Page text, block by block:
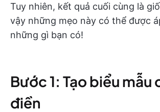
Tuy nhiên, kết quả cuối cùng là
vậy những mẹo này có thể được
những gì bạn có!
Bước 1: Tạo biểu mẫu
điền